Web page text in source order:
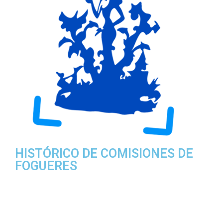
HISTÓRICO DE COMISIONES DE
FOGUERES